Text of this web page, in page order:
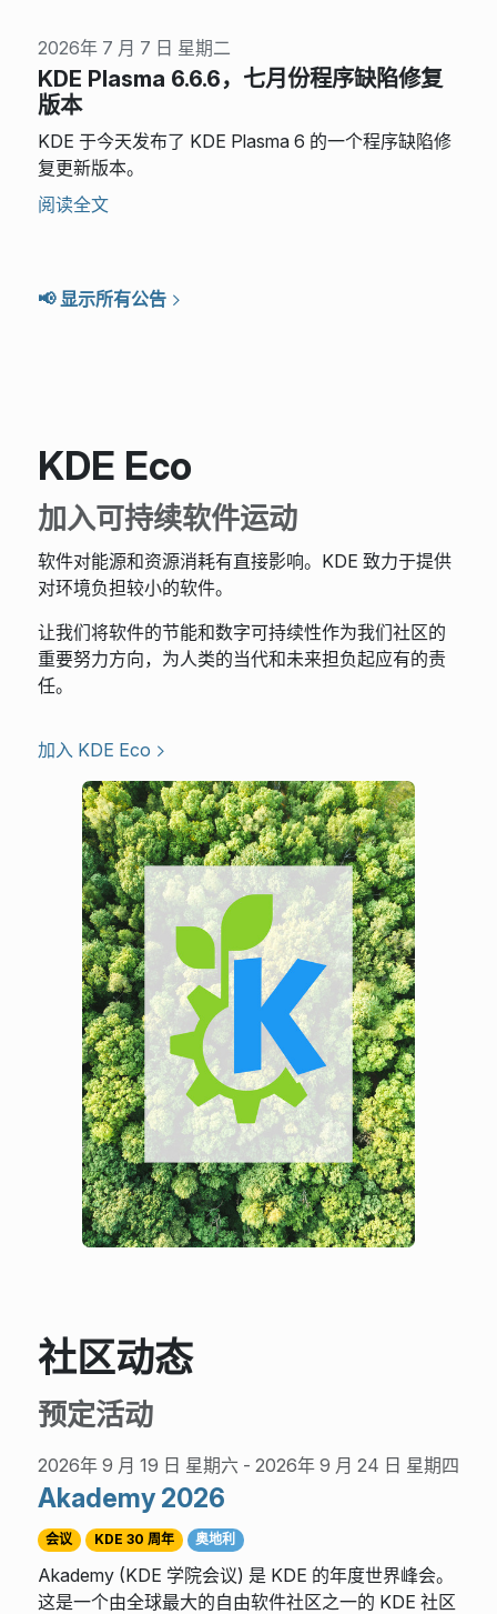
2026年 7 月 7 日 星期二
KDE Plasma 6.6.6，七月份程序缺陷修复
版本
KDE 于今天发布了 KDE Plasma 6 的一个程序缺陷修
复更新版本。
阅读全文
📢 显示所有公告
KDE Eco
加入可持续软件运动
软件对能源和资源消耗有直接影响。KDE 致力于提供
对环境负担较小的软件。
让我们将软件的节能和数字可持续性作为我们社区的
重要努力方向，为人类的当代和未来担负起应有的责
任。
加入 KDE Eco
社区动态
预定活动
2026年 9 月 19 日 星期六 - 2026年 9 月 24 日 星期四
Akademy 2026
会议 KDE 30 周年 奥地利
Akademy (KDE 学院会议) 是 KDE 的年度世界峰会。
这是一个由全球最大的自由软件社区之一的 KDE 社区